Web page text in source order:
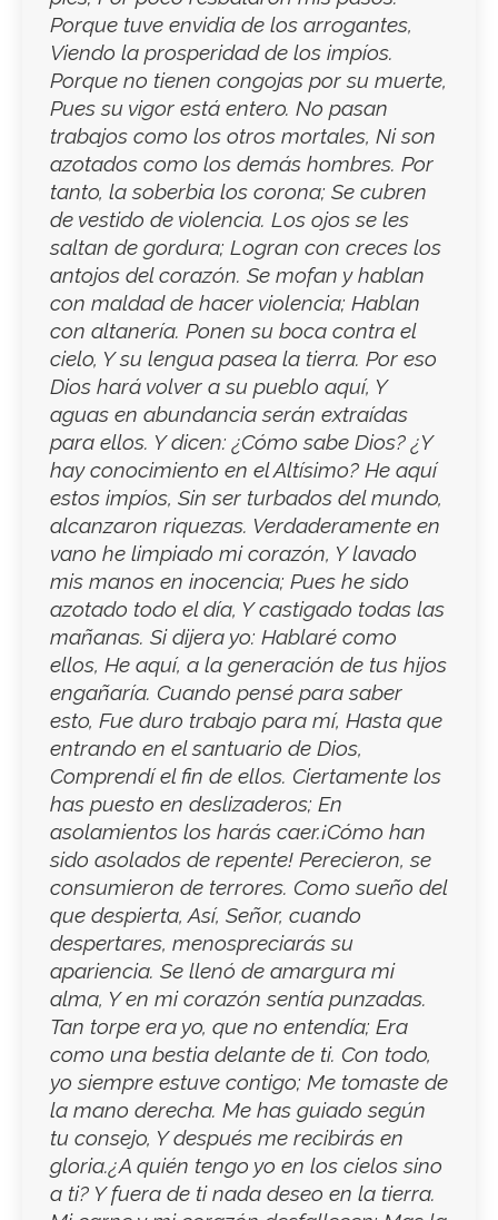
Porque tuve envidia de los arrogantes,
Viendo la prosperidad de los impíos.
Porque no tienen congojas por su muerte,
Pues su vigor está entero. No pasan
trabajos como los otros mortales, Ni son
azotados como los demás hombres. Por
tanto, la soberbia los corona; Se cubren
de vestido de violencia. Los ojos se les
saltan de gordura; Logran con creces los
antojos del corazón. Se mofan y hablan
con maldad de hacer violencia; Hablan
con altanería. Ponen su boca contra el
cielo, Y su lengua pasea la tierra. Por eso
Dios hará volver a su pueblo aquí, Y
aguas en abundancia serán extraídas
para ellos. Y dicen: ¿Cómo sabe Dios? ¿Y
hay conocimiento en el Altísimo? He aquí
estos impíos, Sin ser turbados del mundo,
alcanzaron riquezas. Verdaderamente en
vano he limpiado mi corazón, Y lavado
mis manos en inocencia; Pues he sido
azotado todo el día, Y castigado todas las
mañanas. Si dijera yo: Hablaré como
ellos, He aquí, a la generación de tus hijos
engañaría. Cuando pensé para saber
esto, Fue duro trabajo para mí, Hasta que
entrando en el santuario de Dios,
Comprendí el fin de ellos. Ciertamente los
has puesto en deslizaderos; En
asolamientos los harás caer.¡Cómo han
sido asolados de repente! Perecieron, se
consumieron de terrores. Como sueño del
que despierta, Así, Señor, cuando
despertares, menospreciarás su
apariencia. Se llenó de amargura mi
alma, Y en mi corazón sentía punzadas.
Tan torpe era yo, que no entendía; Era
como una bestia delante de ti. Con todo,
yo siempre estuve contigo; Me tomaste de
la mano derecha. Me has guiado según
tu consejo, Y después me recibirás en
gloria.¿A quién tengo yo en los cielos sino
a ti? Y fuera de ti nada deseo en la tierra.